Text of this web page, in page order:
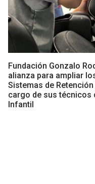
Fundación Gonzalo
alianza para ampliar
Sistemas de
cargo de sus técnicos
Infantil